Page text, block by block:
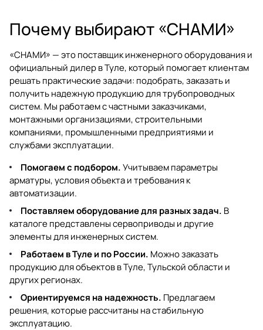
Почему выбирают «СНАМИ»
«СНАМИ» — это поставщик инженерного оборудования и
официальный дилер в Туле, который помогает клиентам
решать практические задачи: подобрать, заказать и
получить надежную продукцию для трубопроводных
систем. Мы работаем с частными заказчиками,
монтажными организациями, строительными
компаниями, промышленными предприятиями и
службами эксплуатации.
Помогаем с подбором.Учитываем параметры
арматуры, условия объекта и требования к
автоматизации.
Поставляем оборудование для разных задач. В
каталоге представлены сервоприводы и другие
элементы для инженерных систем.
Работаем в Туле и по России. Можно заказать
продукцию для объектов в Туле, Тульской области и
других регионах.
Ориентируемся на надежность. Предлагаем
решения, которые рассчитаны на стабильную
эксплуатацию.